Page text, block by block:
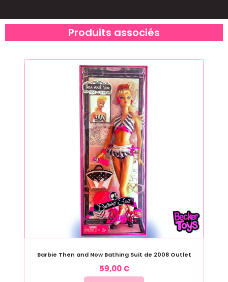
Produits associés
Barbie Then and Now Bathing Suit de 2008 Outlet
59,00€